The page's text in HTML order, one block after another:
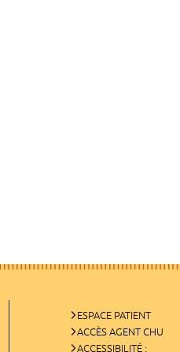
ESPACE PATIENT
ACCÈS AGENT CHU
ACCESSIBILITÉ :